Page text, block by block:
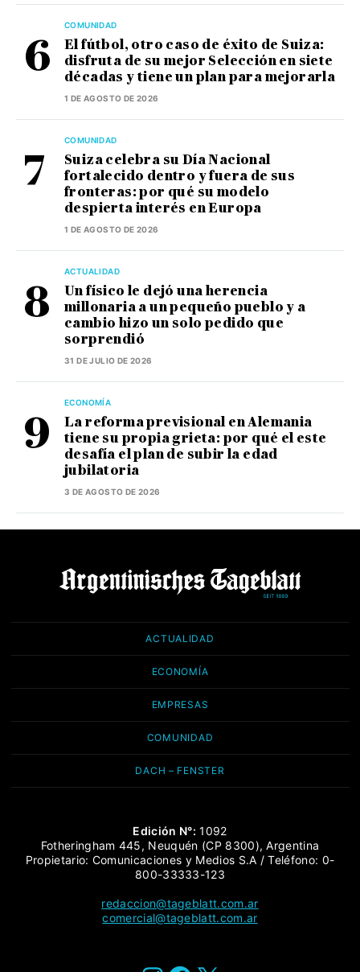
COMUNIDAD
El fútbol, otro caso de éxito de Suiza:
disfruta de su mejor Selección en siete
décadas y tiene un plan para mejorarla
1 DE AGOSTO DE 2026
COMUNIDAD
Suiza celebra su Día Nacional
fortalecido dentro y fuera de sus
fronteras: por qué su modelo
despierta interés en Europa
1 DE AGOSTO DE 2026
ACTUALIDAD
Un físico le dejó una herencia
millonaria a un pequeño pueblo y a
cambio hizo un solo pedido que
sorprendió
31 DE JULIO DE 2026
ECONOMÍA
La reforma previsional en Alemania
tiene su propia grieta: por qué el este
desafía el plan de subir la edad
jubilatoria
3 DE AGOSTO DE 2026
ACTUALIDAD
ECONOMÍA
EMPRESAS
COMUNIDAD
DACH – FENSTER
Edición N°: 1092
Fotheringham 445, Neuquén (CP 8300), Argentina
Propietario: Comunicaciones y Medios S.A / Teléfono: 0-
800-33333-123
redaccion@tageblatt.com.ar
comercial@tageblatt.com.ar